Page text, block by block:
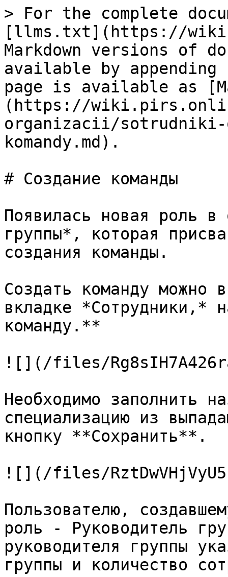
> For the complete
[llms.txt](https://
Markdown versions of
available by
page is available as
(https://
organizacii/
komandy.md).
# Создание команды
Появилась новая роль в
группы*, которая
создания команды.
Создать команду можно
вкладке *Сотрудники,*
команду.**
![](/files/
Необходимо заполнить
специализацию из
кнопку **Сохранить**.
![](/files/
Пользователю,
роль - Руководитель
руководителя группы
группы и количество